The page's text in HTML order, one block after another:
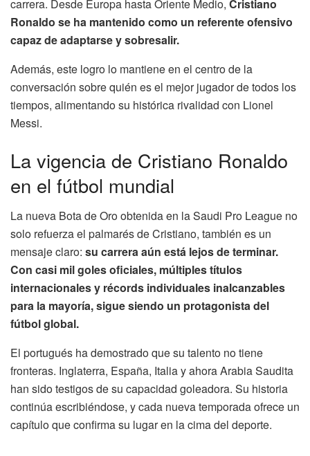
carrera. Desde Europa hasta Oriente Medio, Cristiano
Ronaldo se ha mantenido como un referente ofensivo
capaz de adaptarse y sobresalir.
Además, este logro lo mantiene en el centro de la
conversación sobre quién es el mejor jugador de todos los
tiempos, alimentando su histórica rivalidad con Lionel
Messi.
La vigencia de Cristiano Ronaldo
en el fútbol mundial
La nueva Bota de Oro obtenida en la Saudi Pro League no
solo refuerza el palmarés de Cristiano, también es un
mensaje claro: su carrera aún está lejos de terminar.
Con casi mil goles oficiales, múltiples títulos
internacionales y récords individuales inalcanzables
para la mayoría, sigue siendo un protagonista del
fútbol global.
El portugués ha demostrado que su talento no tiene
fronteras. Inglaterra, España, Italia y ahora Arabia Saudita
han sido testigos de su capacidad goleadora. Su historia
continúa escribiéndose, y cada nueva temporada ofrece un
capítulo que confirma su lugar en la cima del deporte.